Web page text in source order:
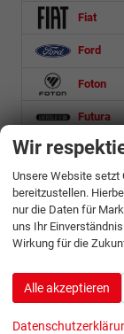
Fiat
Ford
Foton
Futura
Geely
Honda
Hyundai
Isuzu
Iveco
Wir
Unsere Website setzt
bereitzustellen.
nur die Daten für
uns Ihr
Wirkung für die
Alle akzeptieren